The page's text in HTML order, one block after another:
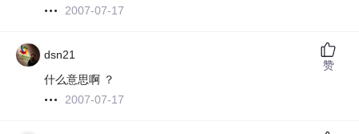
2007-07-17
dsn21
什么意思啊 ？
2007-07-17
赞